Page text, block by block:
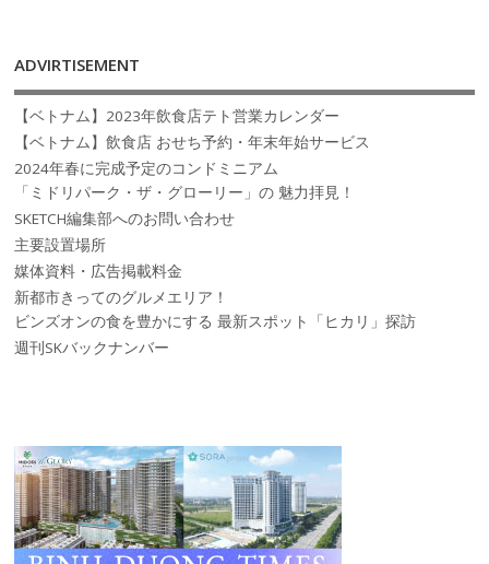
ADVIRTISEMENT
【ベトナム】2023年飲食店テト営業カレンダー
【ベトナム】飲食店 おせち予約・年末年始サービス
2024年春に完成予定のコンドミニアム
「ミドリパーク・ザ・グローリー」の 魅力拝見！
SKETCH編集部へのお問い合わせ
主要設置場所
媒体資料・広告掲載料金
新都市きってのグルメエリア！
ビンズオンの食を豊かにする 最新スポット「ヒカリ」探訪
週刊SKバックナンバー